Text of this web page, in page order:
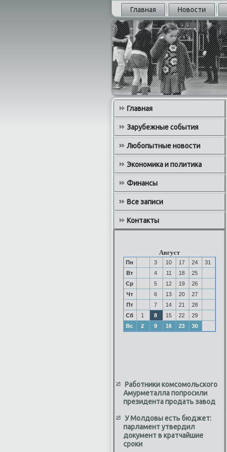
Главная Новости
Главная
Зарубежные события
Любопытные новости
Экономика и политика
Финансы
Все записи
Контакты
Август
Пн 3 10 17 24
31
Вт
4 11 18
25
Ср
5 12 19
26
Чт
6 13 20
27
Пт
7 14 21
28
Сб
1 8 15 22
29
Вс
2 9 16 23 30
Работники комсомольского
Амурметалла попросили
президента продать завод
У Молдовы есть бюджет:
парламент утвердил
документ в кратчайшие
сроки